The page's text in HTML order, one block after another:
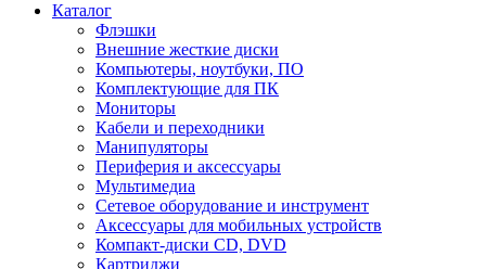
Каталог
Флэшки
Внешние жесткие диски
Компьютеры, ноутбуки, ПО
Комплектующие для ПК
Мониторы
Кабели и переходники
Манипуляторы
Периферия и аксессуары
Мультимедиа
Сетевое оборудование и инструмент
Аксессуары для мобильных устройств
Компакт-диски CD, DVD
Картриджи